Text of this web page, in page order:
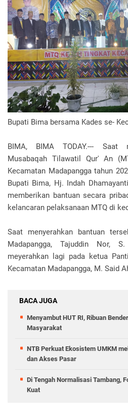
Bupati Bima bersama Kades se-
BIMA, BIMA TODAY.--- Saat
Musabaqah Tilawatil Qur' An
Kecamatan Madapangga tahun
Bupati Bima, Hj. Indah
memberikan bantuan secara
kelancaran pelaksanaan MTQ di
Saat menyerahkan bantuan
Madapangga, Tajuddin Nor,
meyerahkan lagi pada ketua
Kecamatan Madapangga, M. Said
BACA JUGA
Menyambut HUT RI, Ribuan
Masyarakat
NTB Perkuat Ekosistem UMKM
dan Akses Pasar
Di Tengah Normalisasi Tambang,
Kuat